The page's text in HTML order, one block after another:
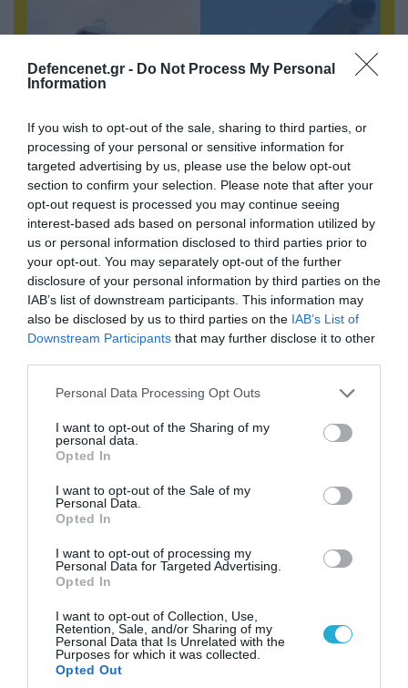
Defencenet.gr - Do Not Process My Personal
Information
If you wish to opt-out of the sale, sharing to third parties, or
processing of your personal or sensitive information for
targeted advertising by us, please use the below opt-out
section to confirm your selection. Please note that after your
opt-out request is processed you may continue seeing
interest-based ads based on personal information utilized by
us or personal information disclosed to third parties prior to
your opt-out. You may separately opt-out of the further
disclosure of your personal information by third parties on the
IAB’s list of downstream participants. This information may
also be disclosed by us to third parties on the IAB’s List of
Downstream Participants that may further disclose it to other
Please note that this website/app uses one or more Google
not limited to your visit or usage behaviour. You may click to
grant or deny consent to Google and its third-party tags to
use your data for below specified purposes in below Google
consent section.
Personal Data Processing Opt Outs
I want to opt-out of the Sharing of my
personal data.
Opted In
I want to opt-out of the Sale of my
Personal Data.
Opted In
I want to opt-out of processing my
Personal Data for Targeted Advertising.
Opted In
I want to opt-out of Collection, Use,
Retention, Sale, and/or Sharing of my
Personal Data that Is Unrelated with the
Purposes for which it was collected.
Opted Out
05.08.2026 | 20:02
Η Κίνα επέδειξε για πρώτη φορά την
αεροπορική πυρηνική της τριάδα και
προκάλεσε διεθνές σοκ – Δείτε βίντεο
Ρωσικός πύραυλος με κεφαλή διασποράς
κατέστρεψε ολοσχερώς ένα από τα
(βίντεο)